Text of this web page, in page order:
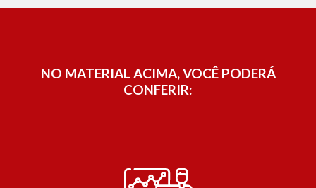
NO MATERIAL ACIMA, VOCÊ PODERÁ
CONFERIR: